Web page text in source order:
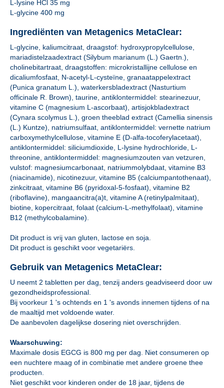
L-lysine HCl 35 mg
L-glycine 400 mg
Ingrediënten van Metagenics MetaClear:
L-glycine, kaliumcitraat, draagstof: hydroxypropylcellulose,
mariadistelzaadextract (Silybum marianum (L.) Gaertn.),
cholinebitartraat, draagstoffen: microkristallijne cellulose en
dicaliumfosfaat, N-acetyl-L-cysteïne, granaatappelextract
(Punica granatum L.), waterkersbladextract (Nasturtium
officinale R. Brown), taurine, antiklontermiddel: stearinezuur,
vitamine C (magnesium L-ascorbaat), artisjokbladextract
(Cynara scolymus L.), groen theeblad extract (Camellia sinensis
(L.) Kuntze), natriumsulfaat, antiklontermiddel: vernette natrium
carboxymethylcellulose, vitamine E (D-alfa-tocoferylacetaat),
antiklontermiddel: siliciumdioxide, L-lysine hydrochloride, L-
threonine, antiklontermiddel: magnesiumzouten van vetzuren,
vulstof: magnesiumcarbonaat, natriummolybdaat, vitamine B3
(niacinamide), nicotinezuur, vitamine B5 (calciumpantothenaat),
zinkcitraat, vitamine B6 (pyridoxal-5-fosfaat), vitamine B2
(riboflavine), mangaancitra(a)t, vitamine A (retinylpalmitaat),
biotine, kopercitraat, folaat (calcium-L-methylfolaat), vitamine
B12 (methylcobalamine).
Dit product is vrij van gluten, lactose en soja.
Dit product is geschikt voor vegetariërs.
Gebruik van Metagenics MetaClear:
U neemt 2 tabletten per dag, tenzij anders geadviseerd door uw
gezondheidsprofessional.
Bij voorkeur 1 's ochtends en 1 's avonds innemen tijdens of na
de maaltijd met voldoende water.
De aanbevolen dagelijkse dosering niet overschrijden.
Waarschuwing:
Maximale dosis EGCG is 800 mg per dag. Niet consumeren op
een nuchtere maag of in combinatie met andere groene thee
producten.
Niet geschikt voor kinderen onder de 18 jaar, tijdens de